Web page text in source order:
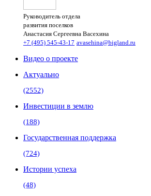
Руководитель отдела
развития поселков
Анастасия Сергеевна Васехина
+7 (495) 545-43-17 avasehina@bigland.ru
Видео о проекте
Актуально
(2552)
Инвестиции в землю
(188)
Государственная поддержка
(724)
Истории успеха
(48)